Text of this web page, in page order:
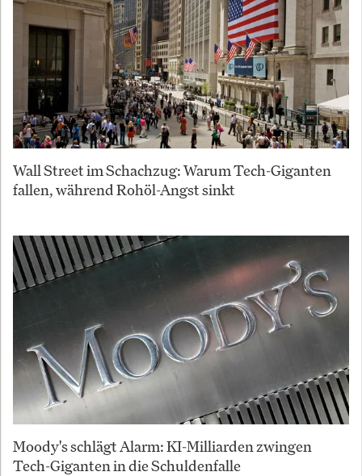
Wall Street im Schachzug: Warum Tech-Giganten
fallen, während Rohöl-Angst sinkt
Moody's schlägt Alarm: KI-Milliarden zwingen
Tech-Giganten in die Schuldenfalle